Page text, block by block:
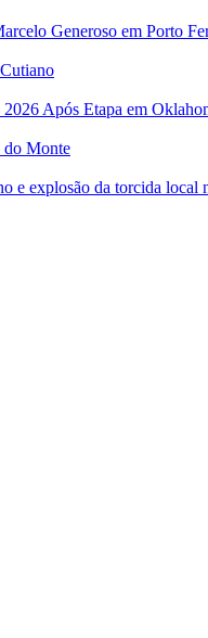
Generoso em Porto
Após Etapa em
do Monte
e explosão da torcida local